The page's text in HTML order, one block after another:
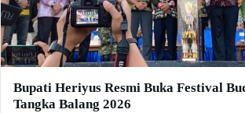
Bupati Heriyus Resmi Buka Festival
Tangka Balang 2026